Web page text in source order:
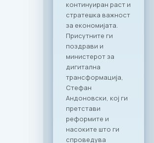
организација и
поддршка за сите
идни корпоративни
активности,“ велат
од комората. „Ни
претставува
особена чест што
го одбележуваме
стратешко
партнерство со
МАСИТ. Веруваме
соработка ќе